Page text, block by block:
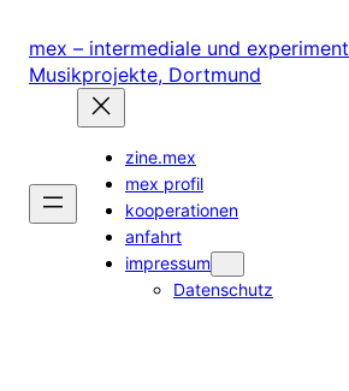
Inhalt
springen
mex – intermediale und
Musikprojekte, Dortmund
zine.mex
mex profil
kooperationen
anfahrt
impressum
Datenschutz